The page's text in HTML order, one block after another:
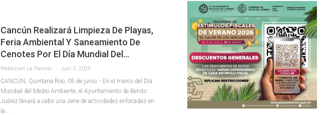
Cancún Realizará Limpieza De Playas,
Feria Ambiental Y Saneamiento De
Cenotes Por El Día Mundial Del…
Jun 5, 2026
CANCÚN, Quintana Roo, 05 de junio. - En el marco del Día
Mundial del Medio Ambiente, el Ayuntamiento de Benito
Juárez llevará a cabo una serie de actividades enfocadas en
la